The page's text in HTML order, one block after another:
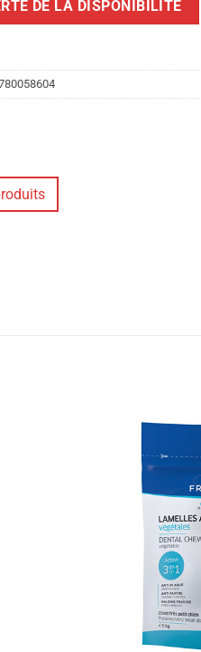
DE LA DISPONIBILITÉ